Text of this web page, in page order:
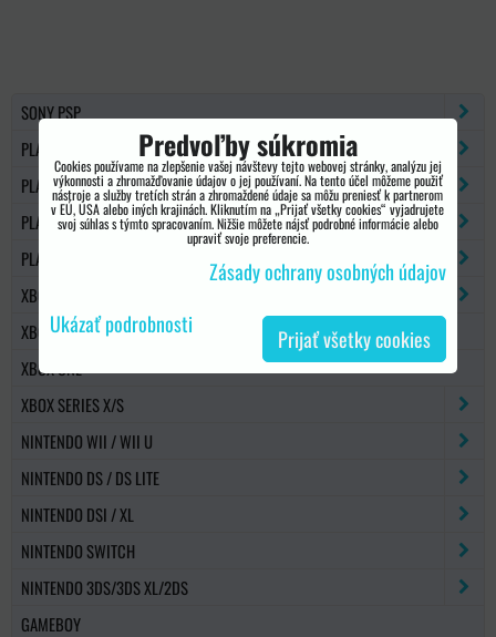
SONY PSP
PLAYSTATION 2
PLAYSTATION 3
PLAYSTATION 4
PLAYSTATION 5
XBOX 360
XBOX 360 SLIM
XBOX ONE
XBOX SERIES X/S
NINTENDO WII / WII U
NINTENDO DS / DS LITE
NINTENDO DSI / XL
NINTENDO SWITCH
NINTENDO 3DS/3DS XL/2DS
GAMEBOY
Predvoľby súkromia
Cookies používame na zlepšenie vašej návštevy tejto webovej stránky, analýzu jej
výkonnosti a zhromažďovanie údajov o jej používaní. Na tento účel môžeme použiť
nástroje a služby tretích strán a zhromaždené údaje sa môžu preniesť k partnerom
v EÚ, USA alebo iných krajinách. Kliknutím na „Prijať všetky cookies“ vyjadrujete
svoj súhlas s týmto spracovaním. Nižšie môžete nájsť podrobné informácie alebo
upraviť svoje preferencie.
Zásady ochrany osobných údajov
Ukázať podrobnosti
Prijať všetky cookies